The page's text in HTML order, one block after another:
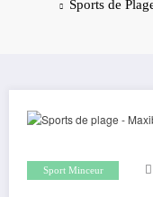
Sports de
Sport Minceur